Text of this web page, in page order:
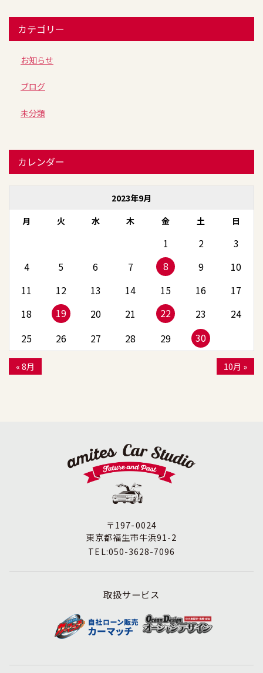
カテゴリー
お知らせ
ブログ
未分類
カレンダー
2023年9月
月
火 水 木 金 土 日
1 2
3
4
5 6 7 8 9
10
11
12 13 14 15 16
17
18
19 20 21 22 23
24
25
26 27 28 29 30
« 8月 10月 »
〒197-0024
東京都福生市牛浜91-2
TEL:050-3628-7096
取扱サービス